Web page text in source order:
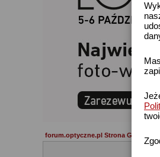
forum.optyczne.pl Strona Główna